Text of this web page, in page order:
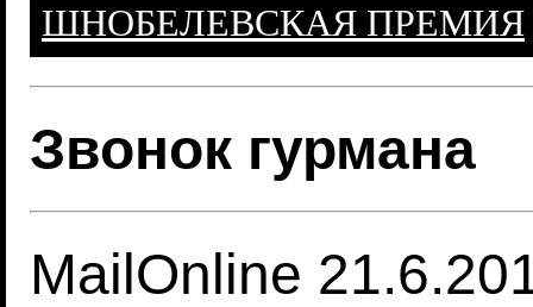
ШНОБЕЛЕВСКАЯ ПРЕМИЯ
Звонок гурмана
MailOnline